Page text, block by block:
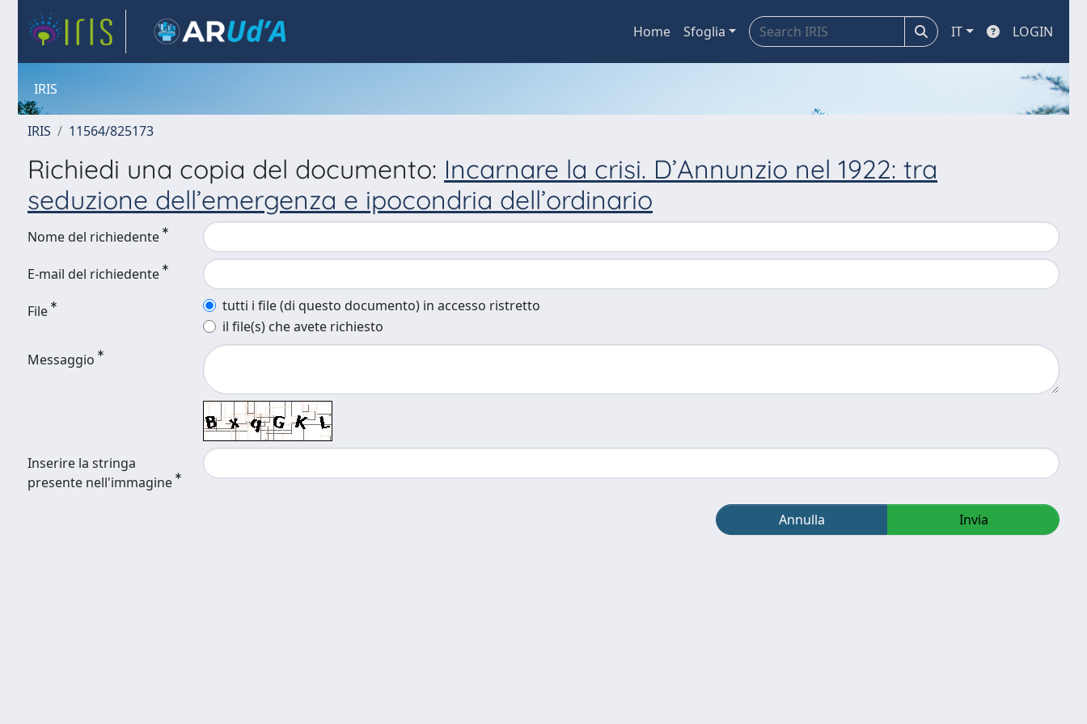
Home Sfoglia IT LOGIN
IRIS
IRIS 11564/825173
Richiedi una copia del documento: Incarnare la crisi. D’Annunzio nel 1922: tra
seduzione dell’emergenza e ipocondria dell’ordinario
Nome del richiedente
E-mail del richiedente
File
tutti i file (di questo documento) in accesso ristretto
il file(s) che avete richiesto
Messaggio
Inserire la stringa
presente nell'immagine
Annulla Invia